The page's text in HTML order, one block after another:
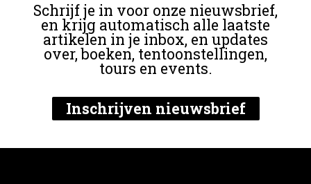
Schrijf je in voor onze nieuwsbrief,
en krijg automatisch alle laatste
artikelen in je inbox, en updates
over, boeken, tentoonstellingen,
tours en events.
Inschrijven nieuwsbrief